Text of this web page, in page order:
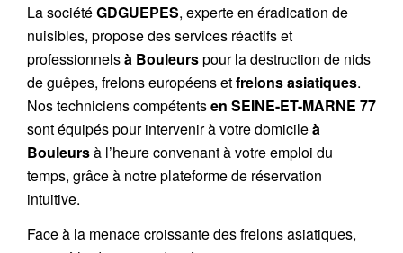
La sociétéGDGUEPES, experte en éradication de
nuisibles, propose des services réactifs et
professionnelsà Bouleurspour la destruction de nids
de guêpes, frelons européensetfrelons asiatiques.
Nos techniciens compétentsen SEINE-ET-MARNE 77
sont équipés pour intervenir à votre domicileà
Bouleursà l’heure convenant à votre emploi du
temps, grâce à notre plateforme de réservation
intuitive.
Face à la menace croissante des frelons asiatiques,